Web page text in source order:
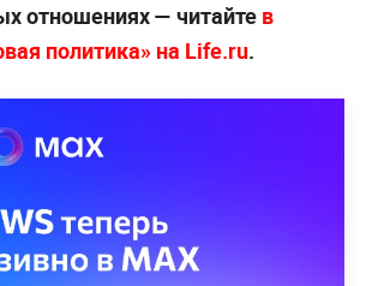
отношениях — читайте в
политика» на Life.ru.